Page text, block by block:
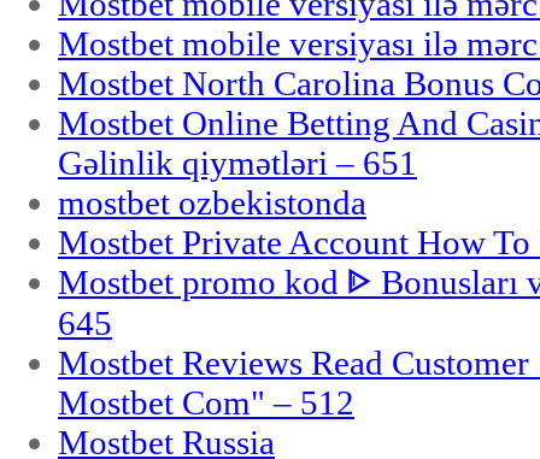
Mostbet mobile versiyası ilə
Mostbet North Carolina Bonus
Mostbet Online Betting And
Gəlinlik qiymətləri – 651
mostbet ozbekistonda
Mostbet Private Account How
Mostbet promo kod ᐈ Bonusları
645
Mostbet Reviews Read
Mostbet Com" – 512
Mostbet Russia